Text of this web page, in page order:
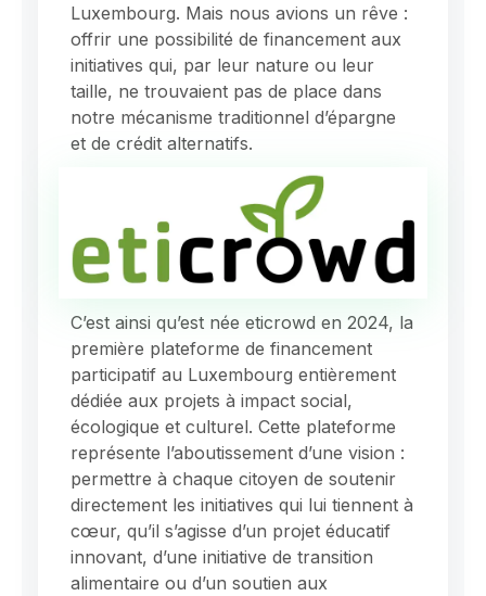
Luxembourg. Mais nous avions un rêve :
offrir une possibilité de financement aux
initiatives qui, par leur nature ou leur
taille, ne trouvaient pas de place dans
notre mécanisme traditionnel d’épargne
et de crédit alternatifs.
C’est ainsi qu’est née eticrowd en 2024, la
première plateforme de financement
participatif au Luxembourg entièrement
dédiée aux projets à impact social,
écologique et culturel. Cette plateforme
représente l’aboutissement d’une vision :
permettre à chaque citoyen de soutenir
directement les initiatives qui lui tiennent à
cœur, qu’il s’agisse d’un projet éducatif
innovant, d’une initiative de transition
alimentaire ou d’un soutien aux